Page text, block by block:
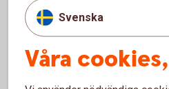
Har ni frågor?
Välkommen att skicka oss
Svenska
Våra